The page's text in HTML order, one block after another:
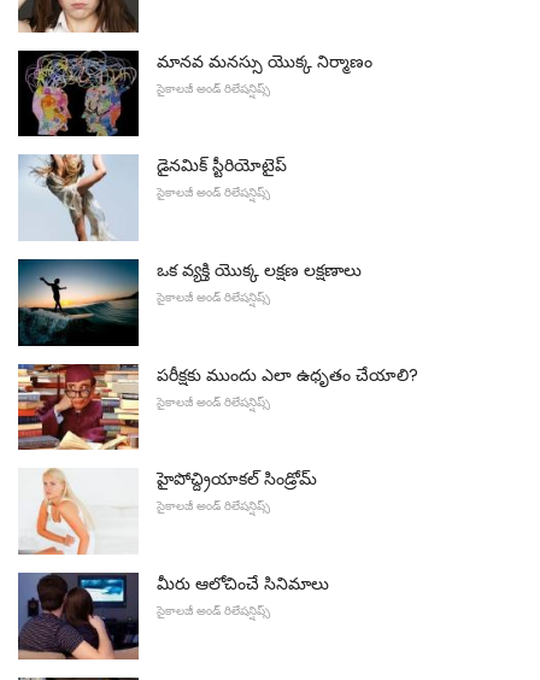
మానవ మనస్సు యొక్క నిర్మాణం
సైకాలజీ అండ్ రిలేషన్షిప్స్
డైనమిక్ స్టీరియోటైప్
సైకాలజీ అండ్ రిలేషన్షిప్స్
ఒక వ్యక్తి యొక్క లక్షణ లక్షణాలు
సైకాలజీ అండ్ రిలేషన్షిప్స్
పరీక్షకు ముందు ఎలా ఉధృతం చేయాలి?
సైకాలజీ అండ్ రిలేషన్షిప్స్
హైపోచ్ద్రియాకల్ సిండ్రోమ్
సైకాలజీ అండ్ రిలేషన్షిప్స్
మీరు ఆలోచించే సినిమాలు
సైకాలజీ అండ్ రిలేషన్షిప్స్